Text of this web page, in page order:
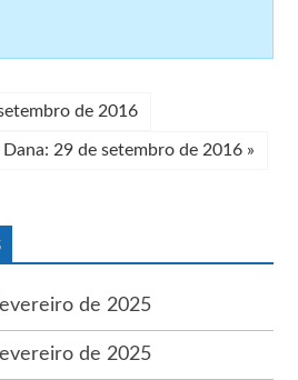
de 2016
Dana: 29 de setembro de 2016 »
de 2025
de 2025